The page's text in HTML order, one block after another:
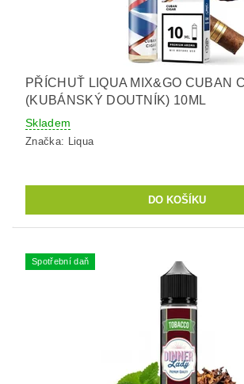
PŘÍCHUŤ LIQUA MIX&GO CUBAN
(KUBÁNSKÝ DOUTNÍK) 10ML
Skladem
Značka: Liqua
Spotřební daň